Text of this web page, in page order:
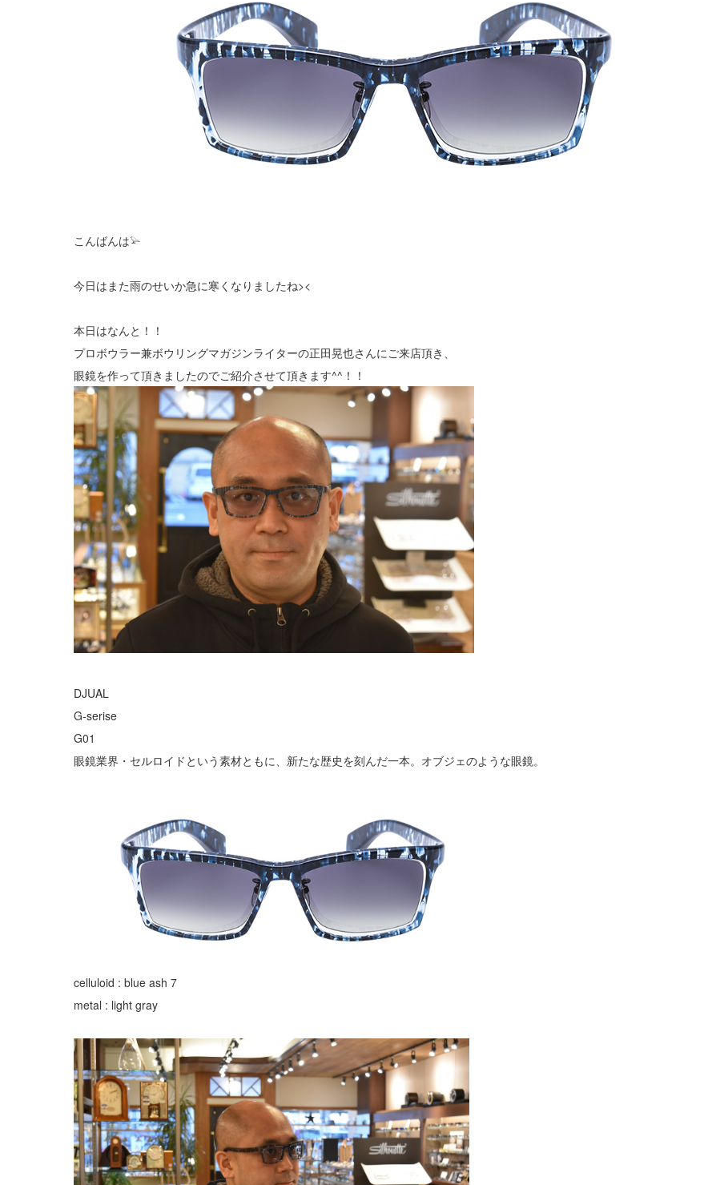
こんばんは𓅫
今日はまた雨のせいか急に寒くなりましたね><
本日はなんと！！
プロボウラー兼ボウリングマガジンライターの正田晃也さんにご来店頂き、
眼鏡を作って頂きましたのでご紹介させて頂きます^^！！
DJUAL
G-serise
G01
眼鏡業界・セルロイドという素材ともに、新たな歴史を刻んだ一本。オブジェのような眼鏡。
celluloid : blue ash 7
metal : light gray